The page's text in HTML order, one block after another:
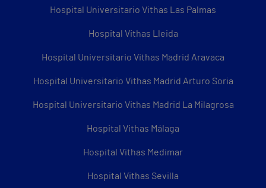
Hospital Universitario Vithas Las Palmas
Hospital Vithas Lleida
Hospital Universitario Vithas Madrid Aravaca
Hospital Universitario Vithas Madrid Arturo Soria
Hospital Universitario Vithas Madrid La Milagrosa
Hospital Vithas Málaga
Hospital Vithas Medimar
Hospital Vithas Sevilla